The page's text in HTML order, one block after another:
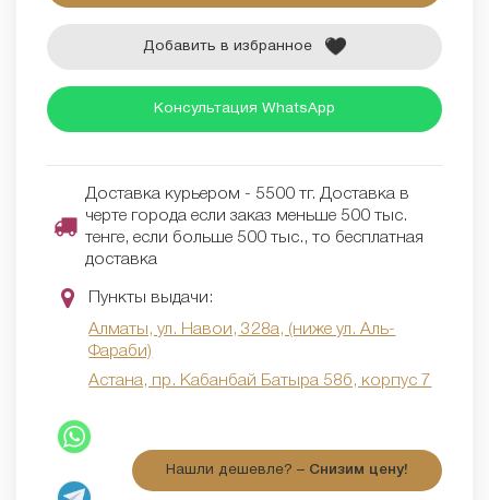
Добавить в избранное
Консультация WhatsApp
Доставка курьером - 5500 тг. Доставка в
черте города если заказ меньше 500 тыс.
тенге, если больше 500 тыс., то бесплатная
доставка
Пункты выдачи:
Алматы, ул. Навои, 328а, (ниже ул. Аль-
Фараби)
Астана, пр. Кабанбай Батыра 58б, корпус 7
Нашли дешевле? – Снизим цену!